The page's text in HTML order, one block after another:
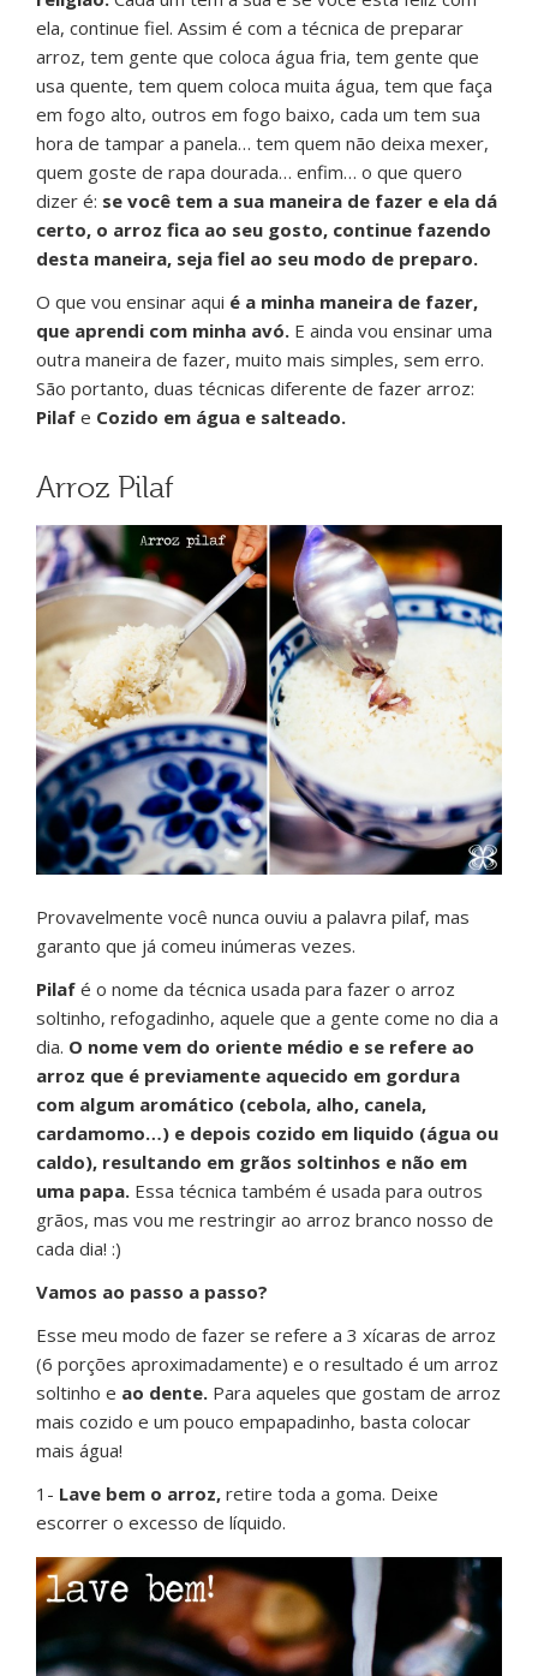
ela, continue fiel. Assim é com a técnica de preparar
arroz, tem gente que coloca água fria, tem gente que
usa quente, tem quem coloca muita água, tem que faça
em fogo alto, outros em fogo baixo, cada um tem sua
hora de tampar a panela… tem quem não deixa mexer,
quem goste de rapa dourada… enfim… o que quero
dizer é: se você tem a sua maneira de fazer e ela dá
certo, o arroz fica ao seu gosto, continue fazendo
desta maneira, seja fiel ao seu modo de preparo.
O que vou ensinar aqui é a minha maneira de fazer,
que aprendi com minha avó. E ainda vou ensinar uma
outra maneira de fazer, muito mais simples, sem erro.
São portanto, duas técnicas diferente de fazer arroz:
Pilaf e Cozido em água e salteado.
Arroz Pilaf
Provavelmente você nunca ouviu a palavra pilaf, mas
garanto que já comeu inúmeras vezes.
Pilaf é o nome da técnica usada para fazer o arroz
soltinho, refogadinho, aquele que a gente come no dia a
dia. O nome vem do oriente médio e se refere ao
arroz que é previamente aquecido em gordura
com algum aromático (cebola, alho, canela,
cardamomo…) e depois cozido em liquido (água ou
caldo), resultando em grãos soltinhos e não em
uma papa. Essa técnica também é usada para outros
grãos, mas vou me restringir ao arroz branco nosso de
cada dia! :)
Vamos ao passo a passo?
Esse meu modo de fazer se refere a 3 xícaras de arroz
(6 porções aproximadamente) e o resultado é um arroz
soltinho e ao dente. Para aqueles que gostam de arroz
mais cozido e um pouco empapadinho, basta colocar
mais água!
1- Lave bem o arroz, retire toda a goma. Deixe
escorrer o excesso de líquido.